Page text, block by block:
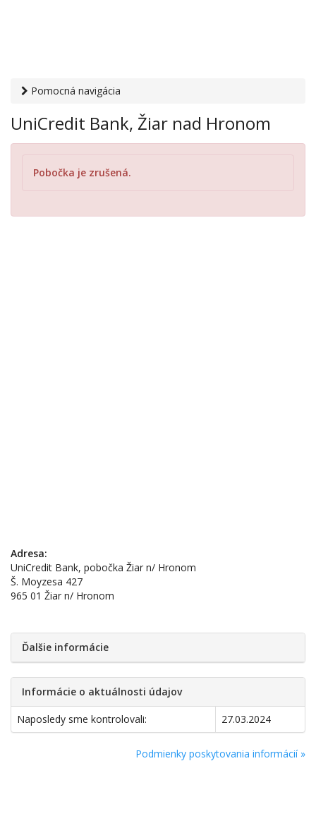
Pomocná navigácia
UniCredit Bank, Žiar nad Hronom
UniCredit Bank, Žiar nad Hronom
Pobočka je zrušená.
Adresa:
UniCredit Bank, pobočka Žiar n/ Hronom
Š. Moyzesa 427
965 01 Žiar n/ Hronom
Ďalšie informácie
Informácie o aktuálnosti údajov
Naposledy sme kontrolovali: 27.03.2024
Podmienky poskytovania informácií »